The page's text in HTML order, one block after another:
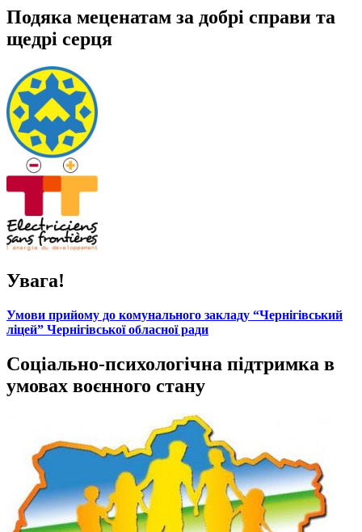
Подяка меценатам за добрі справи та
щедрі серця
Увага!
Умови прийому до комунального закладу “Чернігівський
ліцей” Чернігівської обласної ради
Соціально-психологічна підтримка в
умовах воєнного стану